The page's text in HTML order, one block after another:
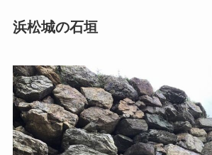
浜松城の石垣